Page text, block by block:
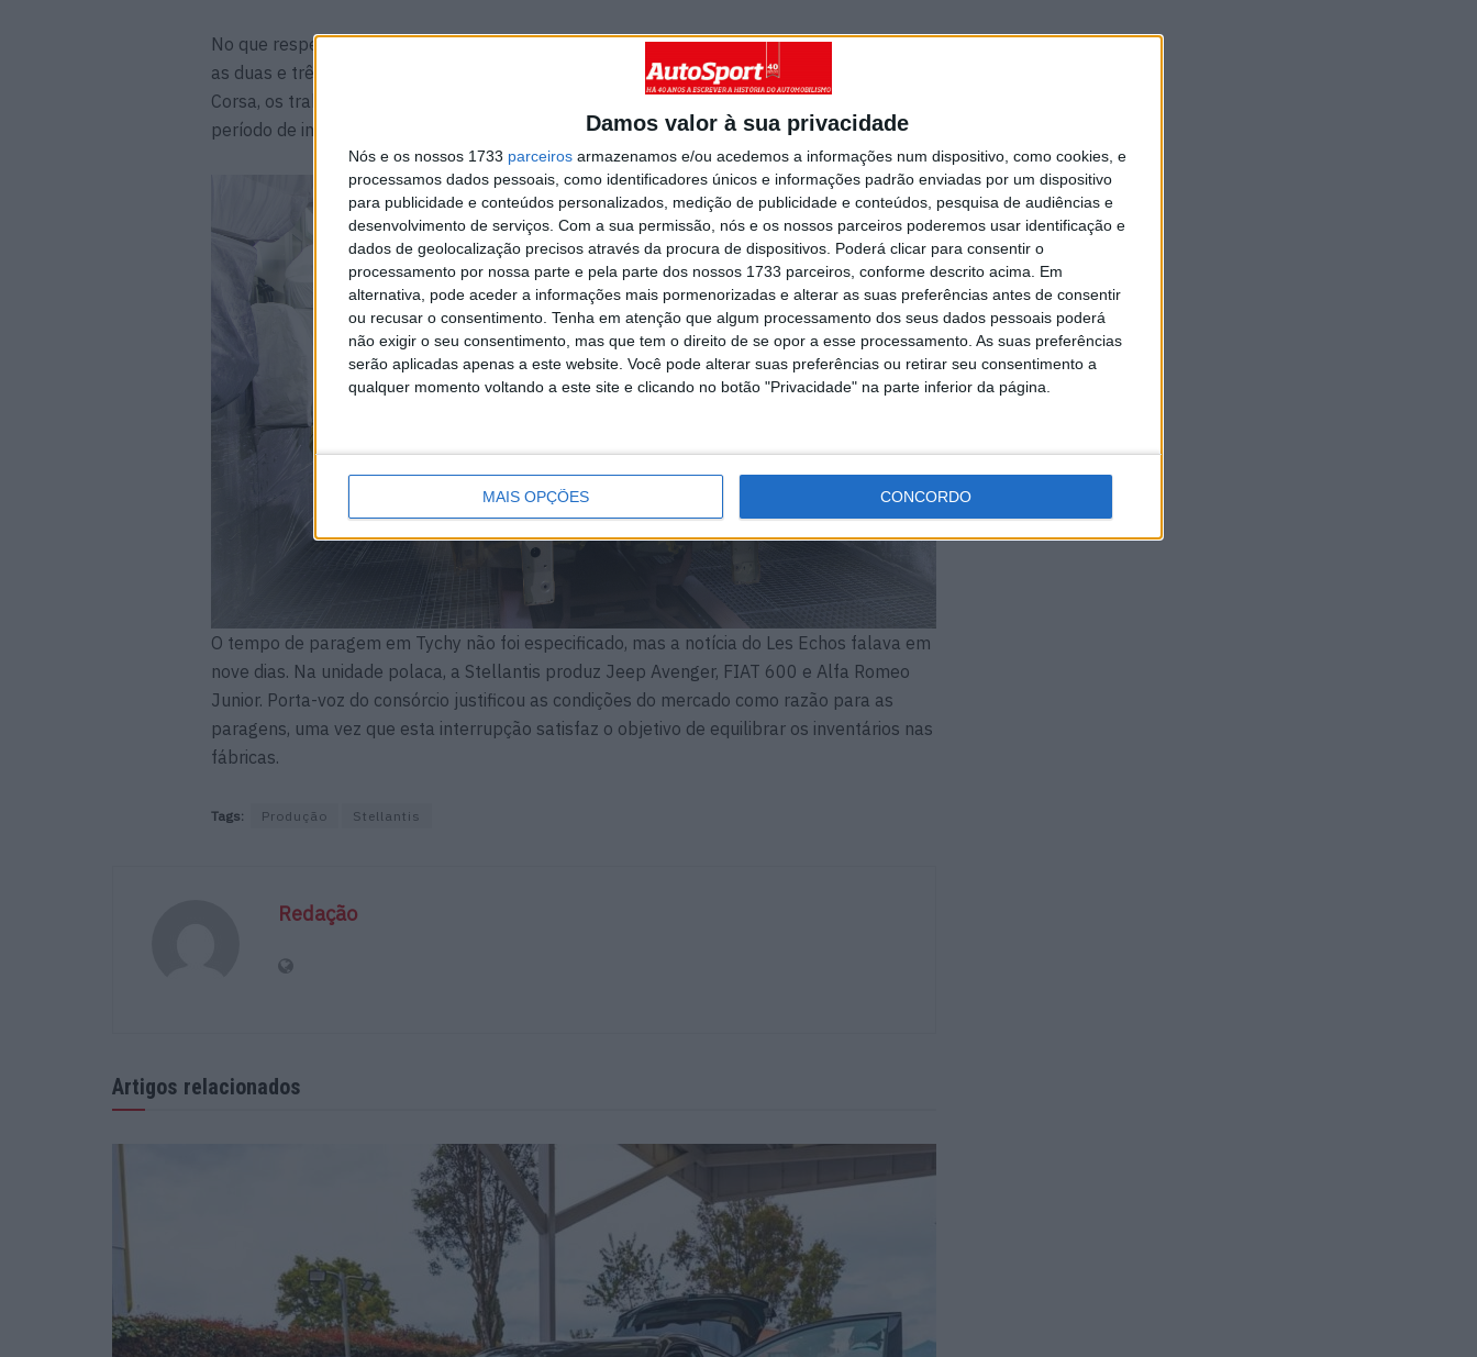
Damos valor à sua privacidade
Nós e os nossos 1733 parceiros armazenamos e/ou acedemos a informações num dispositivo, como cookies, e
processamos dados pessoais, como identificadores únicos e informações padrão enviadas por um dispositivo
para publicidade e conteúdos personalizados, medição de publicidade e conteúdos, pesquisa de audiências e
desenvolvimento de serviços. Com a sua permissão, nós e os nossos parceiros poderemos usar identificação e
dados de geolocalização precisos através da procura de dispositivos. Poderá clicar para consentir o
processamento por nossa parte e pela parte dos nossos 1733 parceiros, conforme descrito acima. Em
alternativa, pode aceder a informações mais pormenorizadas e alterar as suas preferências antes de consentir
ou recusar o consentimento. Tenha em atenção que algum processamento dos seus dados pessoais poderá
não exigir o seu consentimento, mas que tem o direito de se opor a esse processamento. As suas preferências
serão aplicadas apenas a este website. Você pode alterar suas preferências ou retirar seu consentimento a
qualquer momento voltando a este site e clicando no botão "Privacidade" na parte inferior da página.
MAIS OPÇÕES CONCORDO
No que respeita a Poissy, que produz DS 3 e Opel Mokka, o período de paragem rondará
as duas e três semanas. E, em Saragoça, onde a Stellantis faz o Peugeot 208 e o Opel
Corsa, os trabalhos deverão ser interrompidos durante uma ou duas semanas, também o
período de interrupção previsto para Pomigliano.
O tempo de paragem em Tychy não foi especificado, mas a notícia do Les Echos falava em
nove dias. Na unidade polaca, a Stellantis produz Jeep Avenger, FIAT 600 e Alfa Romeo
Junior. Porta-voz do consórcio justificou as condições do mercado como razão para as
paragens, uma vez que esta interrupção satisfaz o objetivo de equilibrar os inventários nas
fábricas.
Tags: Produção Stellantis
Redação
Artigos relacionados